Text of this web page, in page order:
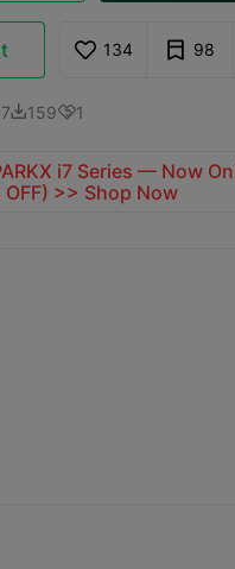
134 98
1591
i7 Series — Now
OFF) >> Shop Now